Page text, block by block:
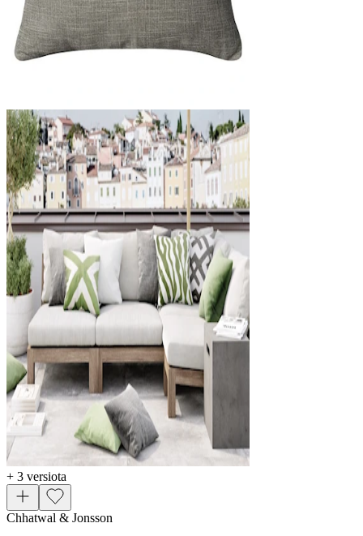
+ 3 versiota
Chhatwal & Jonsson